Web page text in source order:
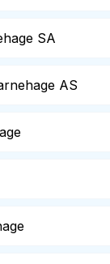
SA
AS